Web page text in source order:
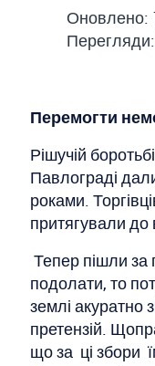
Оновлено:
Перемогти
Рішучій
Павлограді
роками.
притягували до
Тепер пішли
подолати, то
землі акуратно
претензій.
що за ці збори